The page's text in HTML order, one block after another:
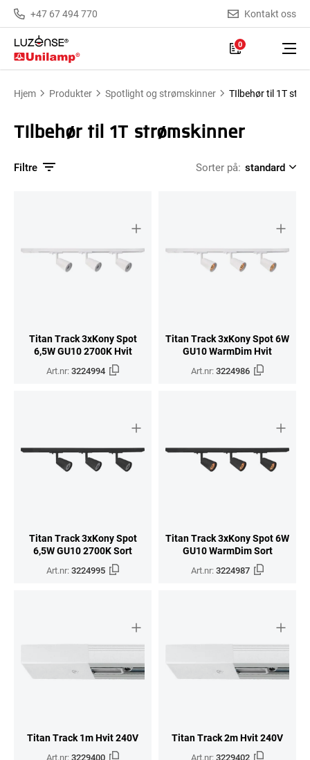
+47 67 494 770 Kontakt oss
0
Hjem Produkter Spotlight og strømskinner TIlbehør til 1T
TIlbehør til 1T strømskinner
Filtre Sorter på:
Titan Track 3xKony Spot
6,5W GU10 2700K Hvit
Art.nr:3224994
Titan Track 3xKony Spot 6W
GU10 WarmDim Hvit
Art.nr:3224986
Titan Track 3xKony Spot
6,5W GU10 2700K Sort
Art.nr:3224995
Titan Track 3xKony Spot 6W
GU10 WarmDim Sort
Art.nr:3224987
Titan Track 1m Hvit 240V
Art.nr:3229400
Titan Track 2m Hvit 240V
Art.nr:3229402